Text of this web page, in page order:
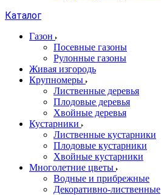
Каталог
Газон
Посевные газоны
Рулонные газоны
Живая изгородь
Крупномеры
Лиственные деревья
Плодовые деревья
Хвойные деревья
Кустарники
Лиственные кустарники
Плодовые кустарники
Хвойные кустарники
Многолетние цветы
Водные и прибрежные
Декоративно-лиственные